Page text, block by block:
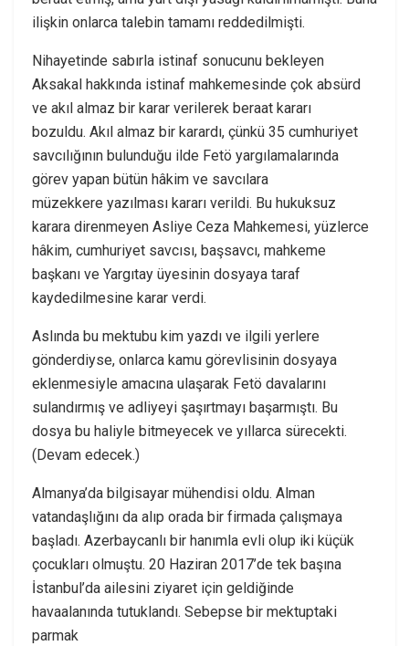
ilişkin onlarca talebin tamamı reddedilmişti.
Nihayetinde sabırla istinaf sonucunu bekleyen
Aksakal hakkında istinaf mahkemesinde çok absürd
ve akıl almaz bir karar verilerek beraat kararı
bozuldu. Akıl almaz bir karardı, çünkü 35 cumhuriyet
savcılığının bulunduğu ilde Fetö yargılamalarında
görev yapan bütün hâkim ve savcılara
müzekkere yazılması kararı verildi. Bu hukuksuz
karara direnmeyen Asliye Ceza Mahkemesi, yüzlerce
hâkim, cumhuriyet savcısı, başsavcı, mahkeme
başkanı ve Yargıtay üyesinin dosyaya taraf
kaydedilmesine karar verdi.
Aslında bu mektubu kim yazdı ve ilgili yerlere
gönderdiyse, onlarca kamu görevlisinin dosyaya
eklenmesiyle amacına ulaşarak Fetö davalarını
sulandırmış ve adliyeyi şaşırtmayı başarmıştı. Bu
dosya bu haliyle bitmeyecek ve yıllarca sürecekti.
(Devam edecek.)
Almanya’da bilgisayar mühendisi oldu. Alman
vatandaşlığını da alıp orada bir firmada çalışmaya
başladı. Azerbaycanlı bir hanımla evli olup iki küçük
çocukları olmuştu. 20 Haziran 2017’de tek başına
İstanbul’da ailesini ziyaret için geldiğinde
havaalanında tutuklandı. Sebepse bir mektuptaki
parmak